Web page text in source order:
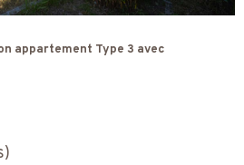
appartement Type 3 avec